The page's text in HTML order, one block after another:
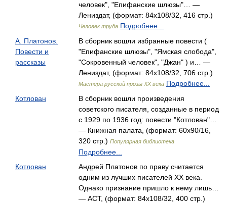
человек", "Епифанские шлюзы"… —
Лениздат, (формат: 84x108/32, 416 стр.)
Человек труда Подробнее...
А. Платонов.
Повести и
рассказы
В сборник вошли избранные повести (
"Епифанские шлюзы", "Ямская слобода",
"Сокровенный человек", "Джан" ) и… —
Лениздат, (формат: 84x108/32, 706 стр.)
Мастера русской прозы XX века Подробнее...
Котлован
В сборник вошли произведения
советского писателя, созданные в период
с 1929 по 1936 год: повести "Котлован"…
— Книжная палата, (формат: 60x90/16,
320 стр.) Популярная библиотека
Подробнее...
Котлован
Андрей Платонов по праву считается
одним из лучших писателей XX века.
Однако признание пришло к нему лишь…
— АСТ, (формат: 84x108/32, 400 стр.)